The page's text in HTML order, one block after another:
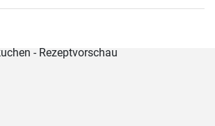
für Süßspeisen mit Nüssen und Gewürzen
Sie selbst wie es geht !